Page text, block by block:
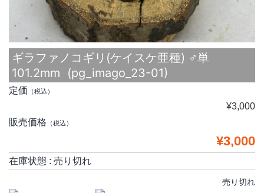
ギラファノコギリ(ケイスケ亜種) ♂単
101.2mm (pg_imago_23-01)
定価 （税込）
¥3,000
販売価格 （税込）
¥3,000
在庫状態 : 売り切れ
売り切れ